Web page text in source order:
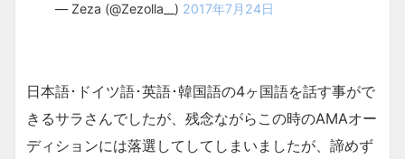
— Zeza (@Zezolla__) 2017年7月24日
日本語･ドイツ語･英語･韓国語の4ヶ国語を話す事がで
きるサラさんでしたが、残念ながらこの時のAMAオー
ディションには落選してしてしまいましたが、諦めず